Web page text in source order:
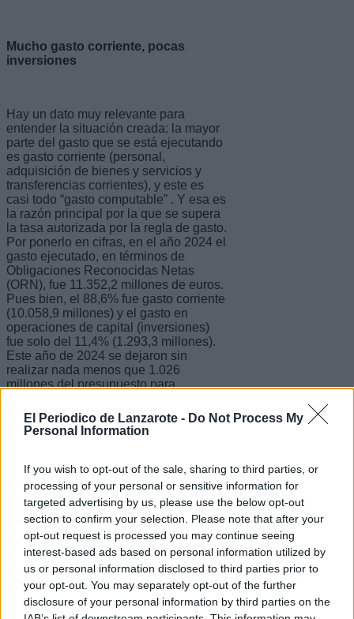
El Periodico de Lanzarote - Do Not Process My
Personal Information
If you wish to opt-out of the sale, sharing to third parties, or
processing of your personal or sensitive information for
targeted advertising by us, please use the below opt-out
section to confirm your selection. Please note that after your
opt-out request is processed you may continue seeing
interest-based ads based on personal information utilized by
us or personal information disclosed to third parties prior to
your opt-out. You may separately opt-out of the further
disclosure of your personal information by third parties on the
Mucho gasto corriente, pocas
inversiones
Hay un dato muy relevante para
entender la situación creada: la mayor
parte del gasto que se está ejecutando
es gasto corriente (personal,
adquisición de bienes y servicios y
transferencias corrientes), y este es
casi todo “gasto computable” . Y esa es
la razón principal por la que se supera
la tasa autorizada por la regla de gasto.
Por ponerlo en cifras, en el año 2024 el
gasto ejecutado, en términos de
Obligaciones Reconocidas Netas
(ORN), fue 11.352,2 millones de euros.
Pues bien, el 88,6% fue gasto corriente
(10.058,9 millones) y el gasto en
operaciones de capital (inversiones)
fue solo del 11,4% (1.293,3 millones).
Este año de 2024 se dejaron sin
realizar nada menos que 1.026
millones del presupuesto para
2025.
AÑO 2025
Presupuesto Inicial Modificaciones
Crédito Presupuesto Definitivo
Ejecución ORN Inejecución
Operaciones Corrientes
9.765,7 1.152,0